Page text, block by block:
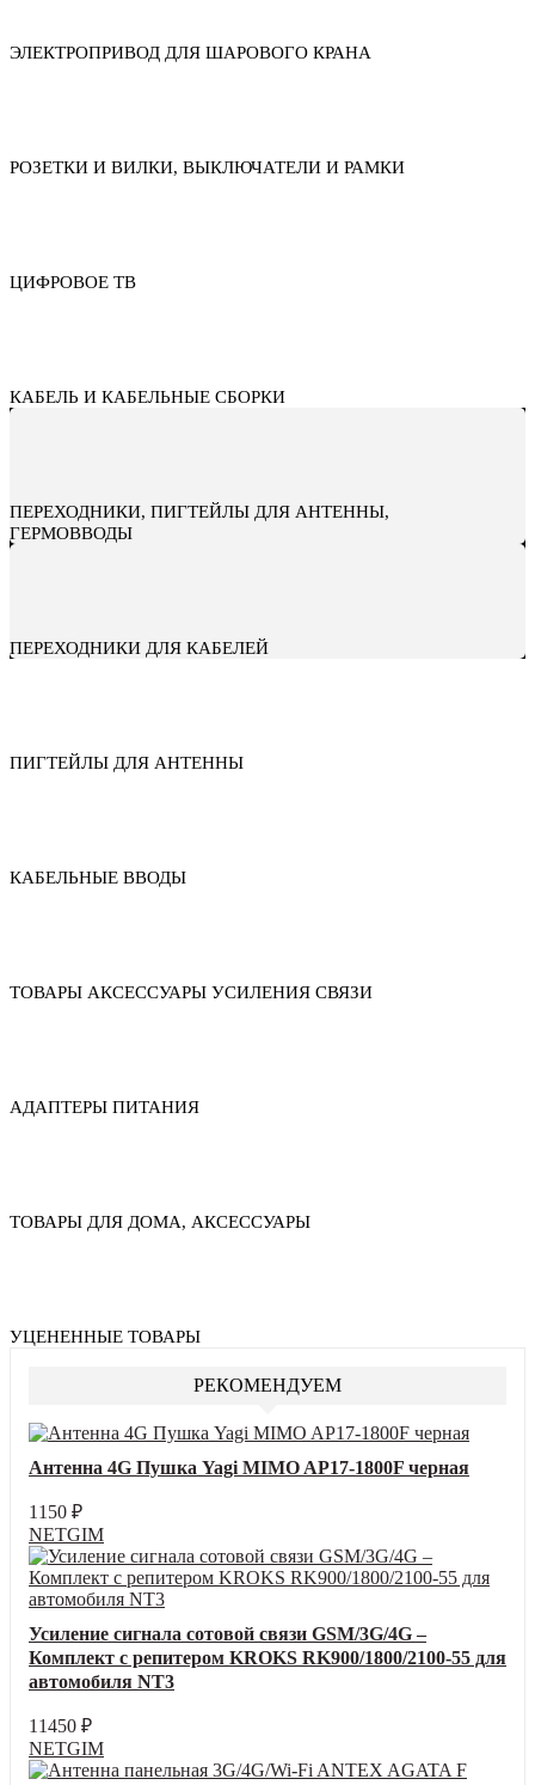
ЭЛЕКТРОПРИВОД ДЛЯ ШАРОВОГО КРАНА
РОЗЕТКИ И ВИЛКИ, ВЫКЛЮЧАТЕЛИ И РАМКИ
ЦИФРОВОЕ ТВ
КАБЕЛЬ И КАБЕЛЬНЫЕ СБОРКИ
ПЕРЕХОДНИКИ, ПИГТЕЙЛЫ ДЛЯ АНТЕННЫ,
ГЕРМОВВОДЫ
ПЕРЕХОДНИКИ ДЛЯ КАБЕЛЕЙ
ПИГТЕЙЛЫ ДЛЯ АНТЕННЫ
КАБЕЛЬНЫЕ ВВОДЫ
ТОВАРЫ АКСЕССУАРЫ УСИЛЕНИЯ СВЯЗИ
АДАПТЕРЫ ПИТАНИЯ
ТОВАРЫ ДЛЯ ДОМА, АКСЕССУАРЫ
УЦЕНЕННЫЕ ТОВАРЫ
РЕКОМЕНДУЕМ
Антенна 4G Пушка Yagi MIMO AP17-1800F черная
1150 ₽
NETGIM
Усиление сигнала сотовой связи GSM/3G/4G –
Комплект с репитером KROKS RK900/1800/2100-55 для
автомобиля NT3
11450 ₽
NETGIM